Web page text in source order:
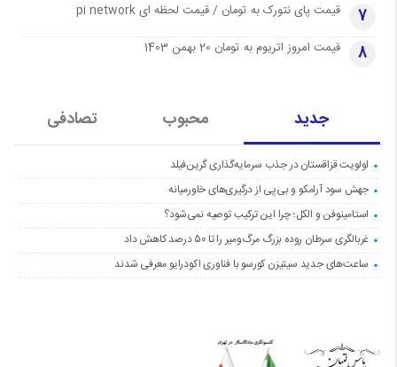
7 قیمت پای نتورک به تومان / قیمت لحظه ای pi network
8 قیمت امروز اتریوم به تومان 20 بهمن 1403
جدید محبوب تصادفی
اولویت قزاقستان در جذب سرمایه‌گذاری گرین‌فیلد
جهش سود آرامکو و بی‌پی از درگیری‌های خاورمیانه
استامینوفن و الکل؛ چرا این ترکیب توصیه نمی‌شود؟
غربالگری سرطان روده بزرگ مرگ‌ومیر را تا ۵۰ درصد کاهش داد
ساعت‌های جدید سیتیزن کورسو با فناوری اکودرایو معرفی شدند